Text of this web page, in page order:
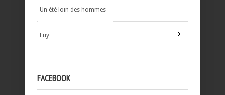
Un été loin des hommes
Euy
FACEBOOK